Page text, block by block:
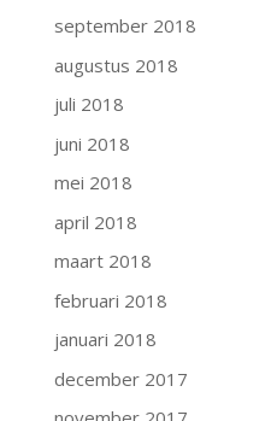
september 2018
augustus 2018
juli 2018
juni 2018
mei 2018
april 2018
maart 2018
februari 2018
januari 2018
december 2017